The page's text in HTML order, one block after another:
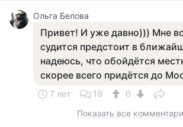
Ольга Белова
Привет! И уже давно))) Мне
судится предстоит в
надеюсь, что обойдётся
скорее всего придётся до
7 лет 19
0
Показать все